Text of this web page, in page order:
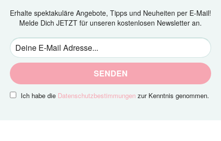
Erhalte spektakuläre Angebote, Tipps und Neuheiten per E-Mail!
Melde Dich JETZT für unseren kostenlosen Newsletter an.
SENDEN
Ich habe die Datenschutzbestimmungen zur Kenntnis genommen.